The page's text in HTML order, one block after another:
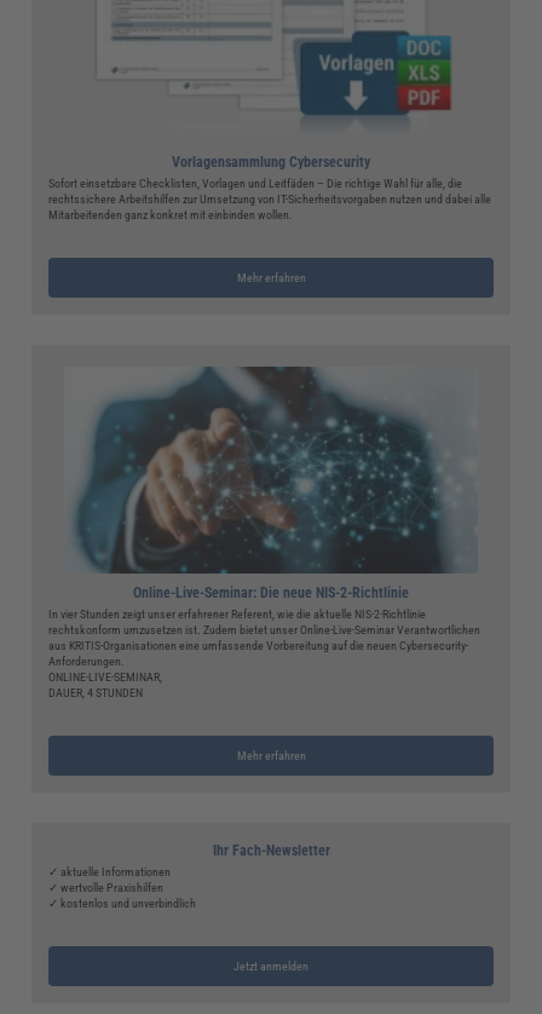
Vorlagensammlung Cybersecurity
Sofort einsetzbare Checklisten, Vorlagen und Leitfäden – Die richtige Wahl für alle, die
rechtssichere Arbeitshilfen zur Umsetzung von IT-Sicherheitsvorgaben nutzen und dabei alle
Mitarbeitenden ganz konkret mit einbinden wollen.
Mehr erfahren
Online-Live-Seminar: Die neue NIS-2-Richtlinie
In vier Stunden zeigt unser erfahrener Referent, wie die aktuelle NIS-2-Richtlinie
rechtskonform umzusetzen ist. Zudem bietet unser Online-Live-Seminar Verantwortlichen
aus KRITIS-Organisationen eine umfassende Vorbereitung auf die neuen Cybersecurity-
Anforderungen.
ONLINE-LIVE-SEMINAR,
DAUER, 4 STUNDEN
Mehr erfahren
Ihr Fach-Newsletter
✓ aktuelle Informationen
✓ wertvolle Praxishilfen
✓ kostenlos und unverbindlich
Jetzt anmelden